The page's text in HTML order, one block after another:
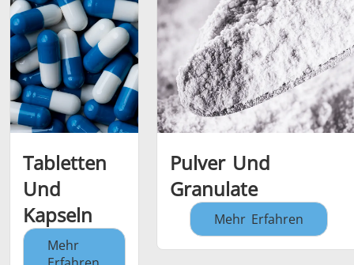
Tabletten
Und
Kapseln
Mehr
Pulver Und
Granulate
Mehr Erfahren